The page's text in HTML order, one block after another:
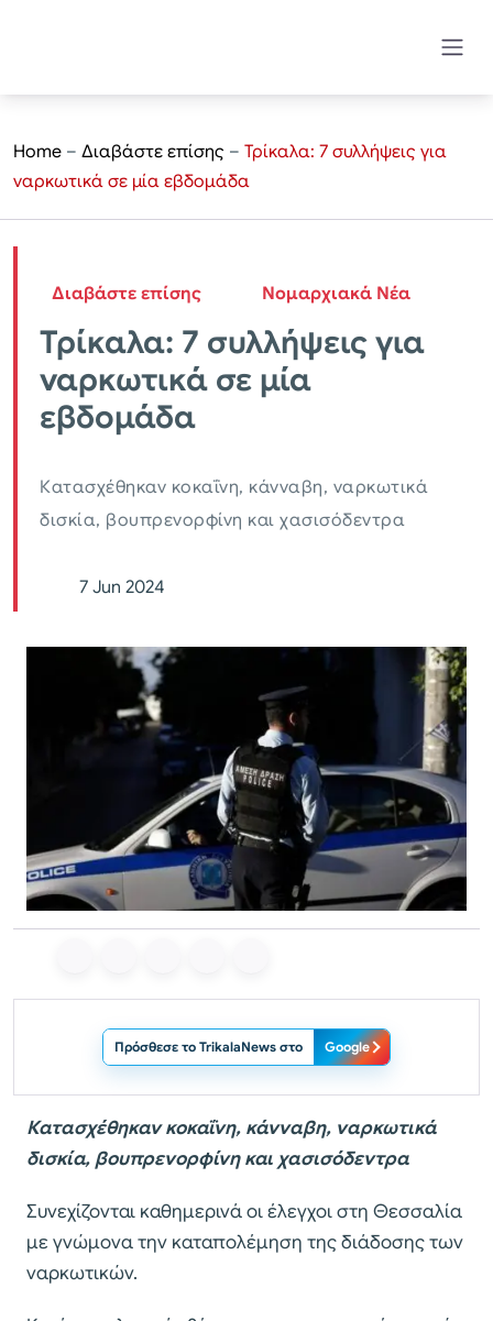
Home – Διαβάστε επίσης – Τρίκαλα: 7 συλλήψεις για
ναρκωτικά σε μία εβδομάδα
Διαβάστε επίσης Νομαρχιακά Νέα
Τρίκαλα: 7 συλλήψεις για
ναρκωτικά σε μία
εβδομάδα
Κατασχέθηκαν κοκαΐνη, κάνναβη, ναρκωτικά
δισκία, βουπρενορφίνη και χασισόδεντρα
7 Jun 2024
Πρόσθεσε το TrikalaNews στο Google
Κατασχέθηκαν κοκαΐνη, κάνναβη, ναρκωτικά
δισκία, βουπρενορφίνη και χασισόδεντρα
Συνεχίζονται καθημερινά οι έλεγχοι στη Θεσσαλία
με γνώμονα την καταπολέμηση της διάδοσης των
ναρκωτικών.